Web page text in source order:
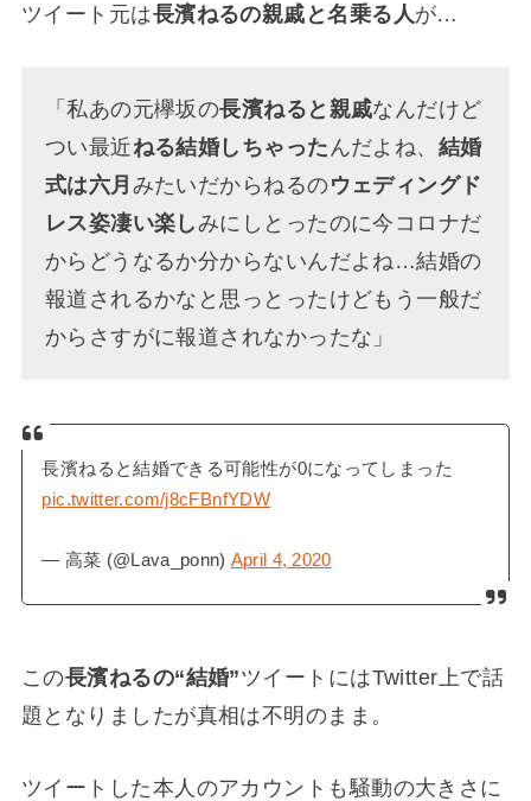
ツイート元は長濱ねるの親戚と名乗る人が…
「私あの元欅坂の長濱ねると親戚なんだけど
つい最近ねる結婚しちゃった んだよね、 結婚
式は六月 みたいだからねるのウェディングド
レス姿凄い楽しみにしとったのに今コロナだ
からどうなるか分からないんだよね…結婚の
報道されるかなと思っとったけどもう一般だ
からさすがに報道されなかったな」
長濱ねると結婚できる可能性が0になってしまった
pic.twitter.com/j8cFBnfYDW
— 高菜 (@Lava_ponn) April 4, 2020
この長濱ねるの“結婚”ツイートにはTwitter上で話
題となりましたが真相は不明のまま。
ツイートした本人のアカウントも騒動の大きさに